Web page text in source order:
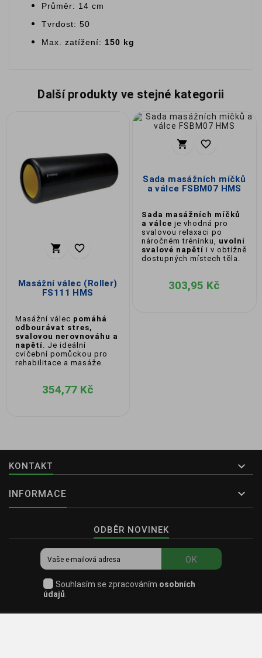
Průměr: 14 cm
Tvrdost: 50
Max. zatížení: 150 kg
Další produkty ve stejné kategorii
 
Masážní válec (Roller)
FS111 HMS
Masážní válec pomáhá
odbourávat stres,
svalovou nerovnováhu a
napětí. Je ideální
cvičební pomůckou pro
rehabilitace a masáže.
354,77 Kč
 
Sada masážních míčků
a válce FSBM07 HMS
Sada masážních míčků
a válce je vhodná pro
svalovou relaxaci po
náročném tréninku, uvolní
svalové napětí i v obtížně
dostupných místech těla.
303,95 Kč
KONTAKT 
INFORMACE 
ODBĚR NOVINEK
OK
Souhlasím se zpracováním osobních
údajů